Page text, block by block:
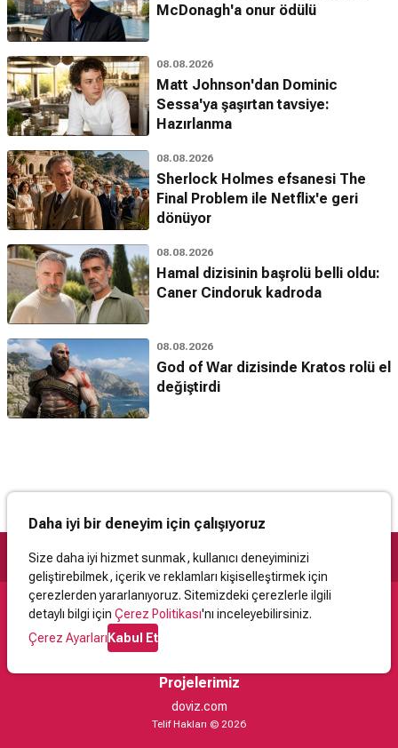
McDonagh'a onur ödülü
08.08.2026
Matt Johnson'dan Dominic
Sessa'ya şaşırtan tavsiye:
Hazırlanma
08.08.2026
Sherlock Holmes efsanesi The
Final Problem ile Netflix'e geri
dönüyor
08.08.2026
Hamal dizisinin başrolü belli oldu:
Caner Cindoruk kadroda
08.08.2026
God of War dizisinde Kratos rolü el
değiştirdi
Daha iyi bir deneyim için çalışıyoruz
Size daha iyi hizmet sunmak, kullanıcı deneyiminizi
geliştirebilmek, içerik ve reklamları kişiselleştirmek için
çerezlerden yararlanıyoruz. Sitemizdeki çerezlerle ilgili
detaylı bilgi için Çerez Politikası'nı inceleyebilirsiniz.
Çerez AyarlarıKabul Et
Destek
İletişimYardımKullanıcı Sözleşmesi
Projelerimiz
doviz.com
Telif Hakları © 2026